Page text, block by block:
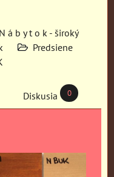
N á b y t o k - široký
Predsiene
Diskusia 0